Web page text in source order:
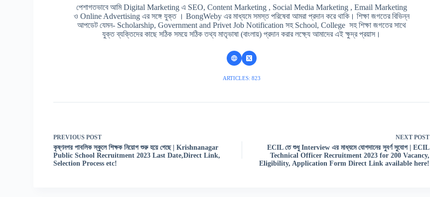
পেশাগতভাবে আমি Digital Marketing এ SEO, Content Marketing , Social Media Marketing , Email Marketing
ও Online Advertising এর সঙ্গে যুক্ত । BongWeby এর মাধ্যমে সমস্ত পরিষেবা আমরা প্রদান করে থাকি। শিক্ষা জগতের বিভিন্ন
আপডেট যেমন- Scholarship, Government and Privet Job Notification সহ School, College সহ শিক্ষা জগতের সাথে
যুক্ত ব্যক্তিদের কাছে সঠিক সময়ে সঠিক তথ্য মাতৃভাষা (বাংলায়) প্রদান করার লক্ষ্যে আমাদের এই ক্ষুদ্র প্রয়াস।
ARTICLES: 823
PREVIOUSPOST
কৃষ্ণনগর পাবলিক স্কুলে শিক্ষক নিয়োগ শুরু হয়ে গেছে | Krishnanagar
Public School Recruitment 2023 Last Date,Direct Link,
Selection Process etc!
NEXT POST
ECIL তে শুধু Interview এর মাধ্যমে যোগদানের সুবর্ণ সুযোগ | ECIL
Technical Officer Recruitment 2023 for 200 Vacancy,
Eligibility, Application Form Direct Link available here!